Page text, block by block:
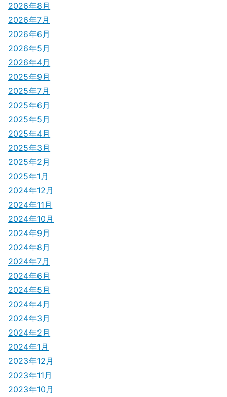
2026年8月
2026年7月
2026年6月
2026年5月
2026年4月
2025年9月
2025年7月
2025年6月
2025年5月
2025年4月
2025年3月
2025年2月
2025年1月
2024年12月
2024年11月
2024年10月
2024年9月
2024年8月
2024年7月
2024年6月
2024年5月
2024年4月
2024年3月
2024年2月
2024年1月
2023年12月
2023年11月
2023年10月